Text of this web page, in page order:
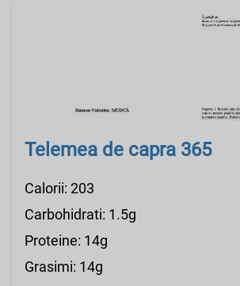
Telemea de capra 365
Calorii: 203
Carbohidrati: 1.5g
Proteine: 14g
Grasimi: 14g